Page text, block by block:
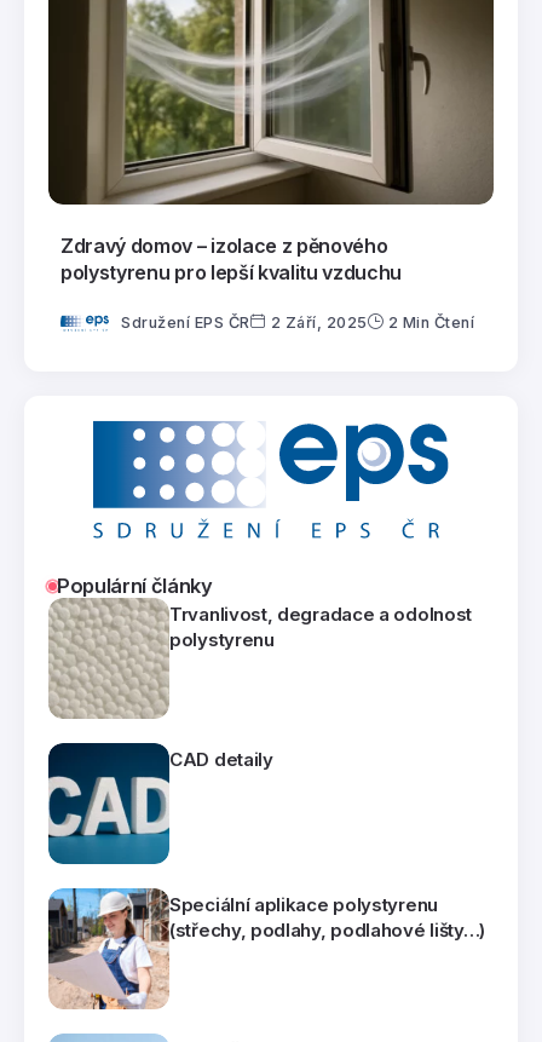
Zdravý domov – izolace z pěnového
polystyrenu pro lepší kvalitu vzduchu
Sdružení EPS ČR 2 Září, 2025 2 Min Čtení
Populární články
Trvanlivost, degradace a odolnost
polystyrenu
CAD detaily
Speciální aplikace polystyrenu
(střechy, podlahy, podlahové lišty…)